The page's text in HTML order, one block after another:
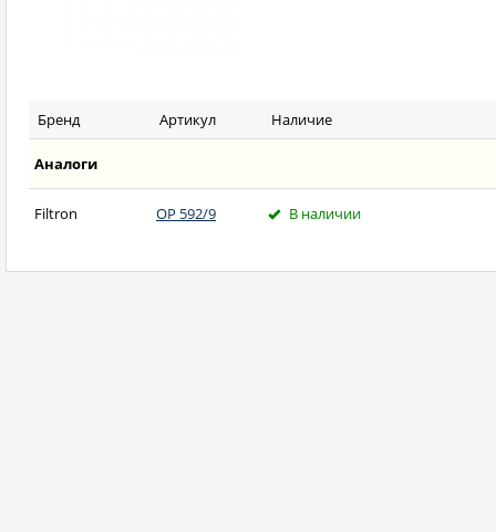
Бренд Артикул Наличие
Аналоги
Filtron OP 592/9 В наличии